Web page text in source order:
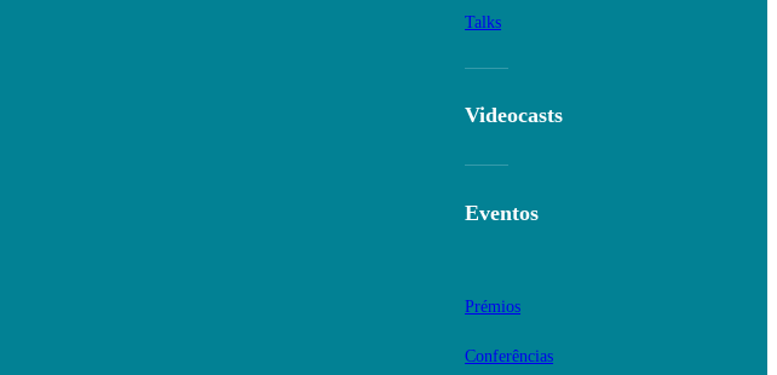
Talks
Videocasts
Eventos
Prémios
Conferências